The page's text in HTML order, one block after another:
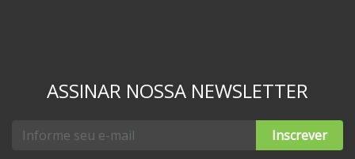
ASSINAR NOSSA NEWSLETTER
Inscrever